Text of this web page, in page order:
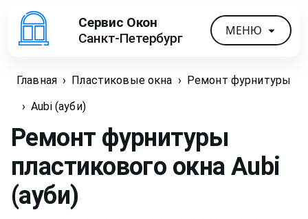
Сервис Окон
Санкт-Петербург
МЕНЮ
Главная › Пластиковые окна ›
Ремонт фурнитуры
› Aubi (ауби)
Ремонт фурнитуры
пластикового окна Aubi
(ауби)